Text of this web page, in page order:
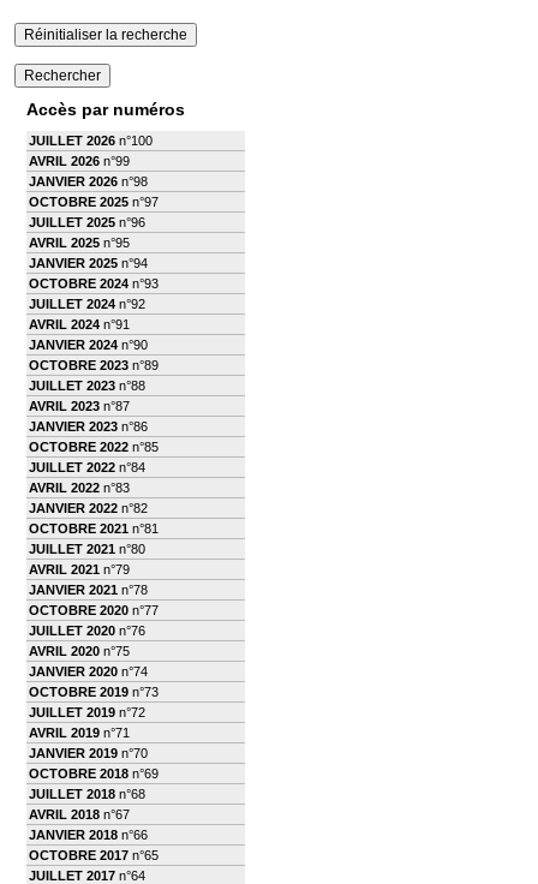
Accès par numéros
JUILLET 2026 n°100
AVRIL 2026 n°99
JANVIER 2026 n°98
OCTOBRE 2025 n°97
JUILLET 2025 n°96
AVRIL 2025 n°95
JANVIER 2025 n°94
OCTOBRE 2024 n°93
JUILLET 2024 n°92
AVRIL 2024 n°91
JANVIER 2024 n°90
OCTOBRE 2023 n°89
JUILLET 2023 n°88
AVRIL 2023 n°87
JANVIER 2023 n°86
OCTOBRE 2022 n°85
JUILLET 2022 n°84
AVRIL 2022 n°83
JANVIER 2022 n°82
OCTOBRE 2021 n°81
JUILLET 2021 n°80
AVRIL 2021 n°79
JANVIER 2021 n°78
OCTOBRE 2020 n°77
JUILLET 2020 n°76
AVRIL 2020 n°75
JANVIER 2020 n°74
OCTOBRE 2019 n°73
JUILLET 2019 n°72
AVRIL 2019 n°71
JANVIER 2019 n°70
OCTOBRE 2018 n°69
JUILLET 2018 n°68
AVRIL 2018 n°67
JANVIER 2018 n°66
OCTOBRE 2017 n°65
JUILLET 2017 n°64